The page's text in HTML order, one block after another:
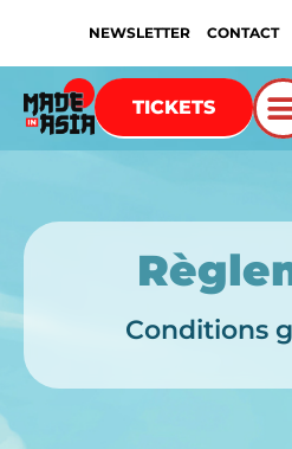
NEWSLETTER CONTACT
TICKETS
Conditions